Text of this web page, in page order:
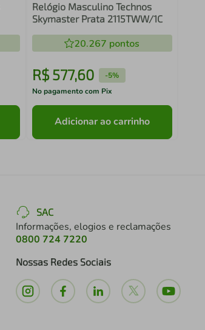
Relógio Masculino Technos
Skymaster Prata 2115TWW/1C
20.267 pontos
R$ 577,60 -5%
No pagamento com Pix
Adicionar ao carrinho
SAC
Informações, elogios e reclamações
0800 724 7220
Nossas Redes Sociais